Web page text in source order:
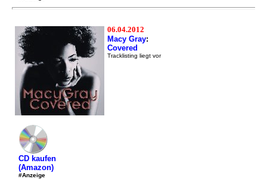
06.04.2012
Macy Gray:
Covered
Tracklisting liegt vor
CD kaufen
(Amazon)
#Anzeige